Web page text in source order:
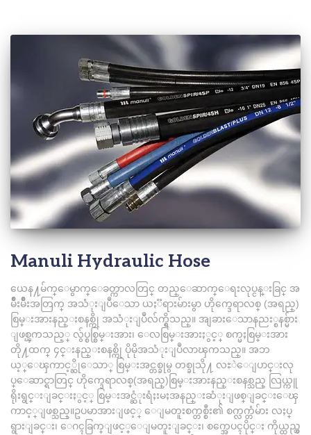
Manuli Hydraulic Hose
ယေန႔မ်က္ေမွာက္ေခတ္ကာလတြင္ တည္ေဆာက္ေရးလုပ္ငန္းခြင္ အ
မ်ဳိးမ်ဳိးအတြက္ အသံုးျပဳေသာ ယႏၱရားမ်ားမွာ ဟိုက္ဒေရာလစ္ (အရည္)
စြမ္းအားနည္းစနစ္ကို အသံုးျပဳလ်က္ရွိသည္။ အျခားေသာနညး္စနစ္မ်ား
ျဖစ္ၾကသည့္ လွ်ပ္စစ္စြမ္းအား၊ ေလစြမ္းအားႏွင့္ စက္မႈစြမ္းအား
တို႔ထက္ ၄င္းနည္းစနစ္ကို ပိုမိုအသံုးျပဳလာၾကသည္။ အဘ
ယ့္ေၾကာင့္ဆိုေသာ္ စြမ္းအင္တစ္ခုမွ တစ္ခုသို႔ လႊဲေျပာင္းလု
ပ္ေဆာင္ရာတြင္ ဟိုက္ဒေရာလစ္(အရည္)စြမ္းအားနည္းစနစ္သည္ လြယ္ကူ
ရိုးရွင္းျခင္းႏွင့္ စြမ္းအင္ဆံုးရံႈးမႈအနည္းဆံုးျဖစ္ျခင္းေၾ
ကာင့္ျဖစ္သည္။ဥပမာအားျဖင့္ ေျမတူးစက္တစ္စီး၏ စက္လက္တံမ်ား လႈပ္
ရွားျခင္း၊ ေဂၚခြက္ျဖင့္ေျမတူးျခင္း၊ စက္အေပၚပိုင္း ကိုယ္ထည္လွ